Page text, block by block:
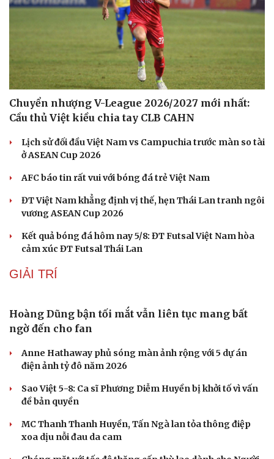
Làm đẹp - giảm cân
Chuyển nhượng V-League 2026/2027 mới nhất:
Cầu thủ Việt kiều chia tay CLB CAHN
Lịch sử đối đầu Việt Nam vs Campuchia trước màn so tài
ở ASEAN Cup 2026
AFC báo tin rất vui với bóng đá trẻ Việt Nam
ĐT Việt Nam khẳng định vị thế, hẹn Thái Lan tranh ngôi
vương ASEAN Cup 2026
Kết quả bóng đá hôm nay 5/8: ĐT Futsal Việt Nam hòa
cảm xúc ĐT Futsal Thái Lan
GIẢI TRÍ
Hoàng Dũng bận tối mắt vẫn liên tục mang bất